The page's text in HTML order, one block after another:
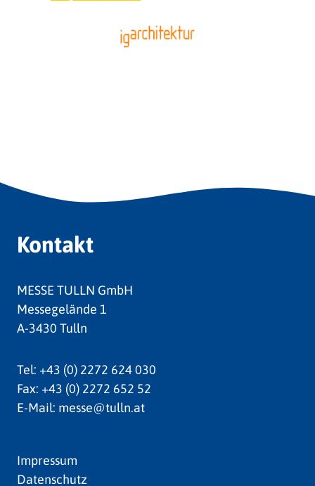
Kontakt
MESSE TULLN GmbH
Messegelände 1
A-3430 Tulln
Tel: +43 (0) 2272 624 030
Fax: +43 (0) 2272 652 52
E-Mail: messe@tulln.at
Impressum
Datenschutz